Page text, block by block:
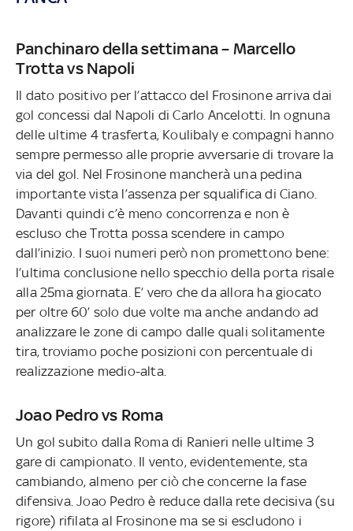
Panchinaro della settimana – Marcello
Trotta vs Napoli
Il dato positivo per l’attacco del Frosinone arriva dai
gol concessi dal Napoli di Carlo Ancelotti. In ognuna
delle ultime 4 trasferta, Koulibaly e compagni hanno
sempre permesso alle proprie avversarie di trovare la
via del gol. Nel Frosinone mancherà una pedina
importante vista l’assenza per squalifica di Ciano.
Davanti quindi c’è meno concorrenza e non è
escluso che Trotta possa scendere in campo
dall’inizio. I suoi numeri però non promettono bene:
l’ultima conclusione nello specchio della porta risale
alla 25ma giornata. E’ vero che da allora ha giocato
per oltre 60’ solo due volte ma anche andando ad
analizzare le zone di campo dalle quali solitamente
tira, troviamo poche posizioni con percentuale di
realizzazione medio-alta.
Joao Pedro vs Roma
Un gol subito dalla Roma di Ranieri nelle ultime 3
gare di campionato. Il vento, evidentemente, sta
cambiando, almeno per ciò che concerne la fase
difensiva. Joao Pedro è reduce dalla rete decisiva (su
rigore) rifilata al Frosinone ma se si escludono i